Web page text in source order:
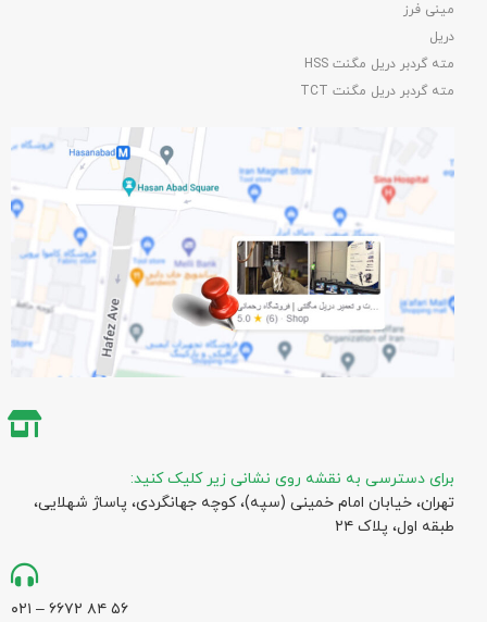
مینی فرز
دریل
مته گردبر دریل مگنت HSS
مته گردبر دریل مگنت TCT
برای دسترسی به نقشه روی نشانی زیر کلیک کنید:
تهران، خیابان امام خمینی (سپه)، کوچه جهانگردی،‌ پاساژ شهلایی،
طبقه اول، پلاک ۲۴
۵۶ ۸۴ ۶۶۷۲ – ۰۲۱